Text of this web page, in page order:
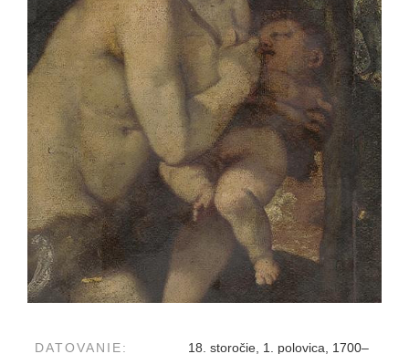
DATOVANIE:
18. storočie, 1. polovica, 1700–